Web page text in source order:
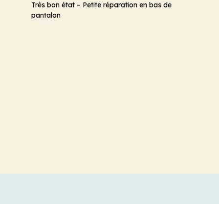
Très bon état – Petite réparation en bas de
pantalon